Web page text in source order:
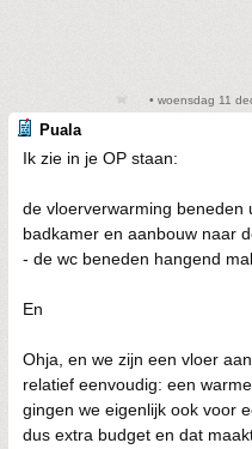
• woensdag 11
Puala
Ik zie in je OP staan:
de vloerverwarming beneden
badkamer en aanbouw naar
- de wc beneden hangend
En
Ohja, en we zijn een vloer
relatief eenvoudig: een
gingen we eigenlijk ook voor
dus extra budget en dat